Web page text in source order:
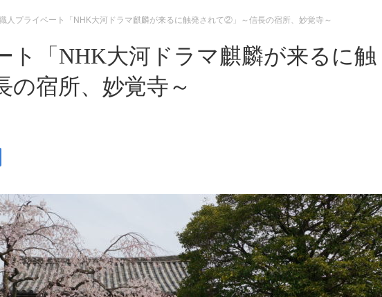
人プライベート「NHK大河ドラマ麒麟が来るに触発されて②」～信長の宿所、妙覚寺～
ト「NHK大河ドラマ麒麟が来るに触
宿所、妙覚寺～